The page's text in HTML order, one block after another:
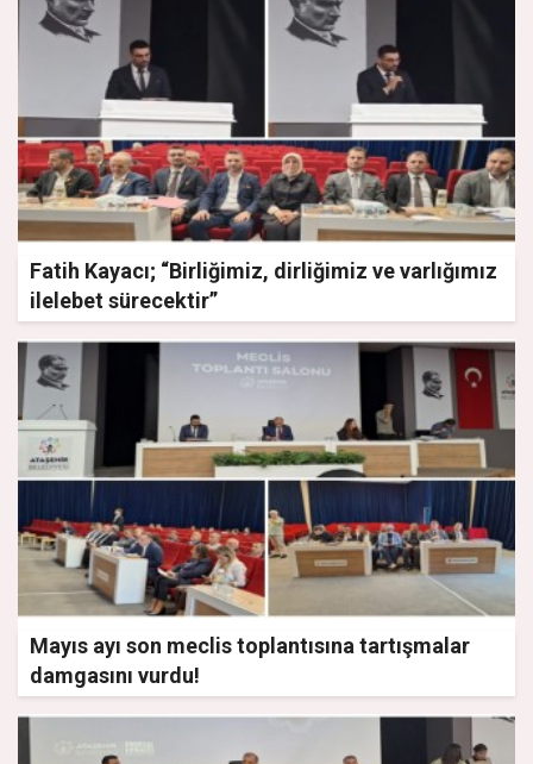
Fatih Kayacı; “Birliğimiz, dirliğimiz ve varlığımız
ilelebet sürecektir”
Mayıs ayı son meclis toplantısına tartışmalar
damgasını vurdu!